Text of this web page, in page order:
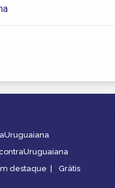
destaque | Grátis